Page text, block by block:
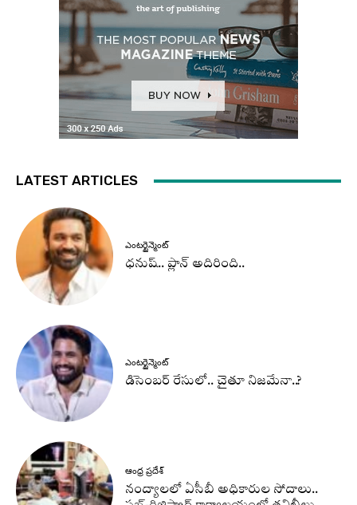
LATEST ARTICLES
ఎంటర్టైన్మెంట్
ధనుష్‌.. ప్లాన్ అదిరింది..
ఎంటర్టైన్మెంట్
డిసెంబర్ రేసులో.. చైతూ నిజమేనా..?
ఆంధ్ర ప్రదేశ్
నంద్యాలలో ఏసీబీ అధికారుల సోదాలు..